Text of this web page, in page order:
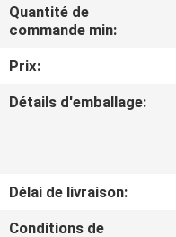
VISITE
CONTRÔLE
CONTACTEZ-
Quantité de
commande min:
Prix:
Détails d'emballage:
Délai de livraison:
Conditions de